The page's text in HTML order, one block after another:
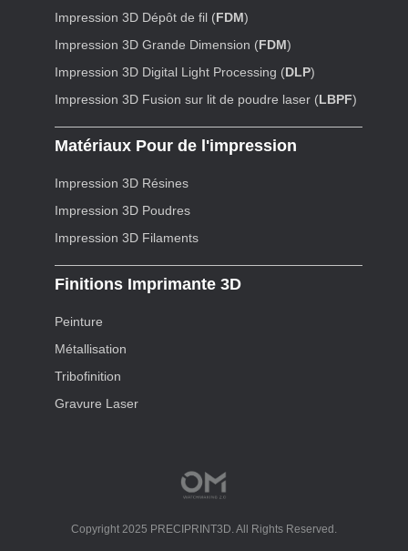
Impression 3D Dépôt de fil (FDM)
Impression 3D Grande Dimension (FDM)
Impression 3D Digital Light Processing (DLP)
Impression 3D Fusion sur lit de poudre laser (LBPF)
Matériaux Pour de l'impression
Impression 3D Résines
Impression 3D Poudres
Impression 3D Filaments
Finitions Imprimante 3D
Peinture
Métallisation
Tribofinition
Gravure Laser
Copyright 2025 PRECIPRINT3D. All Rights Reserved.